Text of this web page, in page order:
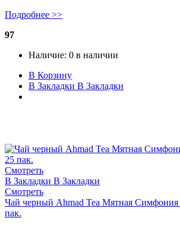
Подробнее >>
97
Наличие: 0 в наличии
В Корзину
В Закладки В Закладки
Смотреть
В Закладки В Закладки
Смотреть
Чай черный Ahmad Tea Мятная Симфония
пак.